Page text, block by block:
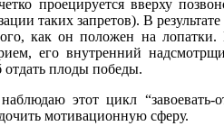
проецируется вверху
таких запретов). В
как он положен на
его внутренний
отдать плоды победы.
этот цикл “завоевать-
мотивационную сферу.